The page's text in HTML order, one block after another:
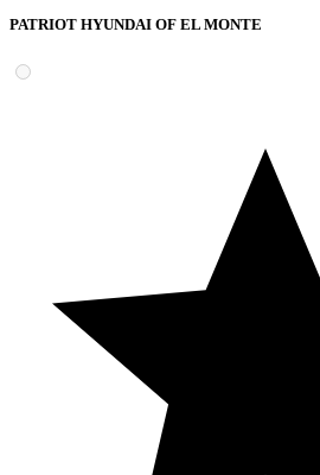
PATRIOT HYUNDAI OF EL MONTE